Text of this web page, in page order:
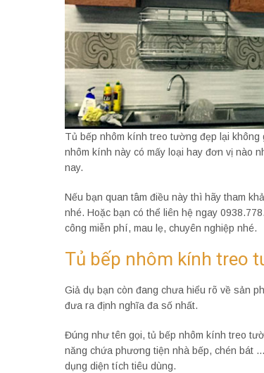
Tủ bếp nhôm kính treo tường đẹp lại
nhôm kính này có mấy loại hay đơn vị nào
nay.
Nếu bạn quan tâm điều này thì hãy tham
nhé. Hoặc bạn có thể liên hệ ngay
công miễn phí, mau lẹ, chuyên nghiệp nhé.
Tủ bếp nhôm kính treo
Giả dụ bạn còn đang chưa hiểu rõ về sản
đưa ra định nghĩa đa số nhất.
Đúng như tên gọi, tủ bếp nhôm kính treo
năng chứa phương tiện nhà bếp, chén bát
dụng diện tích tiêu dùng.